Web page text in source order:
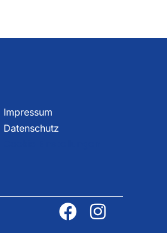
Impressum
Datenschutz